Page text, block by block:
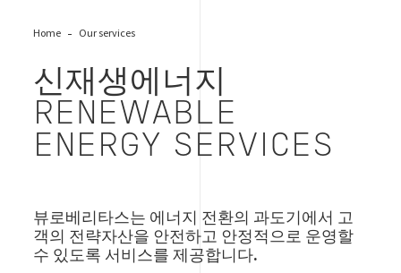
Home Our services
신재생에너지
RENEWABLE
ENERGY SERVICES
뷰로베리타스는 에너지 전환의 과도기에서 고
객의 전략자산을 안전하고 안정적으로 운영할
수 있도록 서비스를 제공합니다.